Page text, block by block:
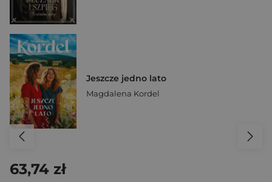
Jeszcze jedno lato
Magdalena Kordel
63,74 zł